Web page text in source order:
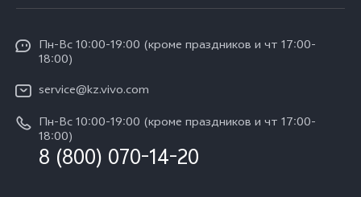
Y100
Y28
Y18
Y17s
Сервисные центры
Funtouch OS
IMEI аутентификация
Обновление системы
Запрос хода ремонта
Инструкции по гарантии vivo
Пресс-центр
Карьера в vivo
Юридическая информация
О нас
Пн-Вс 10:00-19:00 (кроме праздников и чт 17:00-
18:00)
service@kz.vivo.com
Пн-Вс 10:00-19:00 (кроме праздников и чт 17:00-
18:00)
8 (800) 070-14-20